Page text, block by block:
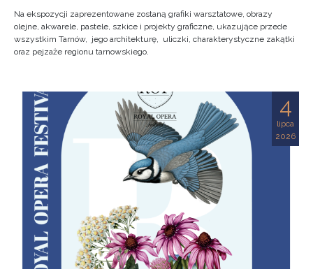
Na ekspozycji zaprezentowane zostaną grafiki warsztatowe, obrazy
olejne, akwarele, pastele, szkice i projekty graficzne, ukazujące przede
wszystkim Tarnów, jego architekturę, uliczki, charakterystyczne zakątki
oraz pejzaże regionu tarnowskiego.
4
lipca
2026